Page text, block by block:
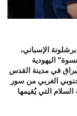
الإسباني،
اليهودية
في مدينة القدس
الغربي من سور
التي يُقيمها